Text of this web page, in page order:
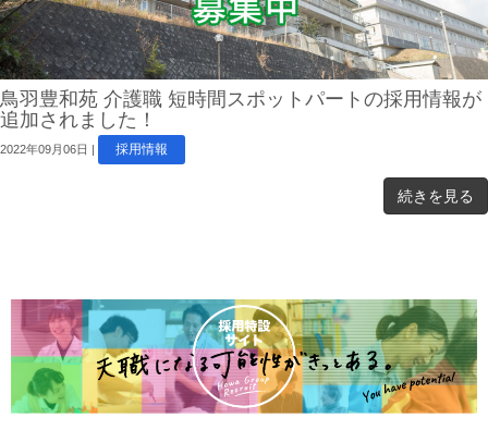
鳥羽豊和苑 介護職 短時間スポットパートの採用情報が
追加されました！
2022年09月06日 採用情報
続きを見る